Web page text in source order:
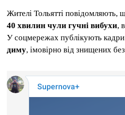
Жителі Тольятті повідомляють,
40 хвилин чули гучні вибухи,
У соцмережах публікують кадри
диму, імовірно від знищених